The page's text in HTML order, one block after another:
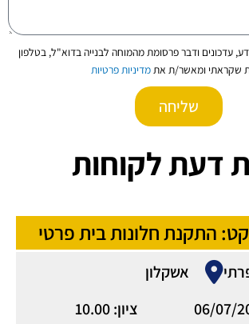
עדכונים ודבר פרסומת מהמוחה לבנייה בדוא"ל, בטלפון
ת שקראתי ומאשר/ת אתמדיניות פרטיות
שליחה
דעת לקוחות
התקנת חלונות בית פרטי
אשקלון
ציון: 10.00